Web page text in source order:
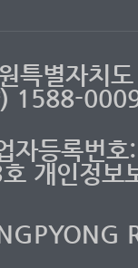
특별자치
1588-
자등록번
개인정보